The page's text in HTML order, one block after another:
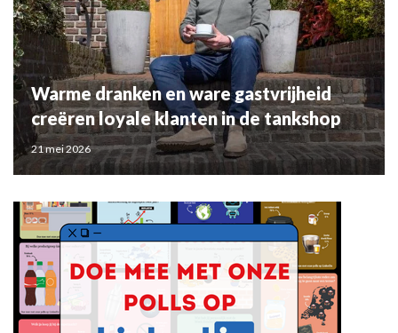
Warme dranken en ware gastvrijheid
creëren loyale klanten in de tankshop
21 mei 2026